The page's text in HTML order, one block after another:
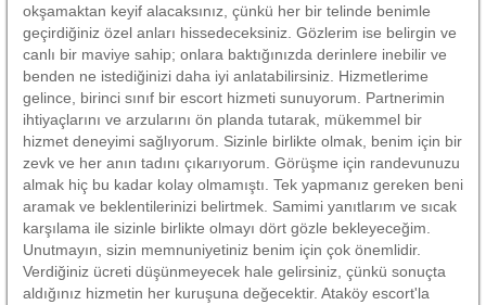
okşamaktan keyif alacaksınız, çünkü her bir telinde benimle
geçirdiğiniz özel anları hissedeceksiniz. Gözlerim ise belirgin ve
canlı bir maviye sahip; onlara baktığınızda derinlere inebilir ve
benden ne istediğinizi daha iyi anlatabilirsiniz. Hizmetlerime
gelince, birinci sınıf bir escort hizmeti sunuyorum. Partnerimin
ihtiyaçlarını ve arzularını ön planda tutarak, mükemmel bir
hizmet deneyimi sağlıyorum. Sizinle birlikte olmak, benim için bir
zevk ve her anın tadını çıkarıyorum. Görüşme için randevunuzu
almak hiç bu kadar kolay olmamıştı. Tek yapmanız gereken beni
aramak ve beklentilerinizi belirtmek. Samimi yanıtlarım ve sıcak
karşılama ile sizinle birlikte olmayı dört gözle bekleyeceğim.
Unutmayın, sizin memnuniyetiniz benim için çok önemlidir.
Verdiğiniz ücreti düşünmeyecek hale gelirsiniz, çünkü sonuçta
aldığınız hizmetin her kuruşuna değecektir. Ataköy escort'la